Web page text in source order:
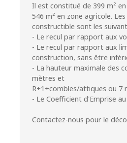
Il est constitué de 399 m²
546 m² en zone agricole.
constructible sont les
- Le recul par rapport aux
- Le recul par rapport aux
construction, sans être
- La hauteur maximale des
mètres et
R+1+combles/attiques ou 7
- Le Coefficient d'Emprise
Contactez-nous pour le